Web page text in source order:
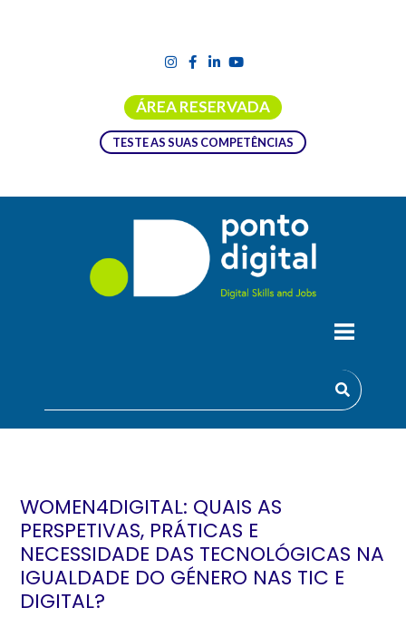
ÁREA RESERVADA
TESTE AS SUAS COMPETÊNCIAS
WOMEN4DIGITAL: QUAIS AS
PERSPETIVAS, PRÁTICAS E
NECESSIDADE DAS TECNOLÓGICAS NA
IGUALDADE DO GÉNERO NAS TIC E
DIGITAL?